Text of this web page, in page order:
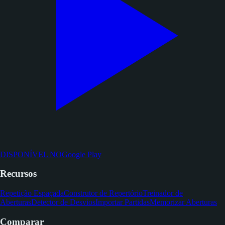
DISPONÍVEL NOGoogle Play
Recursos
Repetição EspaçadaConstrutor de RepertórioTreinador de
AberturasDetector de DesviosImportar PartidasMemorizar Aberturas
Comparar